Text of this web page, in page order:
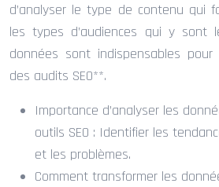
d’analyser le type de contenu qui
les types d’audiences qui y sont
données sont indispensables pour
des audits SEO**.
Importance d’analyser les
outils SEO : Identifier les
et les problèmes.
Comment transformer les